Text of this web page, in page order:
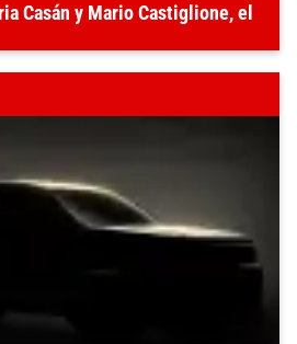
Casán y Mario Castiglione, el